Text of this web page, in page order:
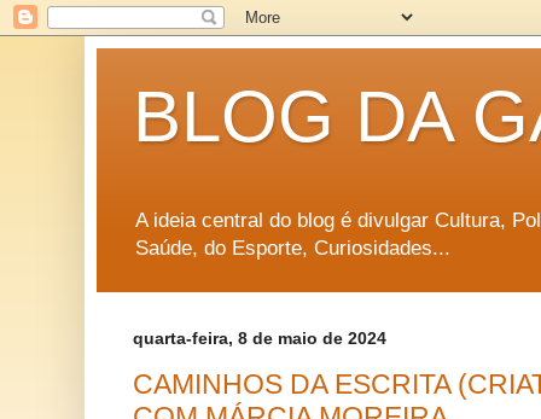
BLOG DA
A ideia central do blog é divulgar Cultura,
Saúde, do Esporte, Curiosidades...
quarta-feira, 8 de maio de 2024
CAMINHOS DA ESCRITA